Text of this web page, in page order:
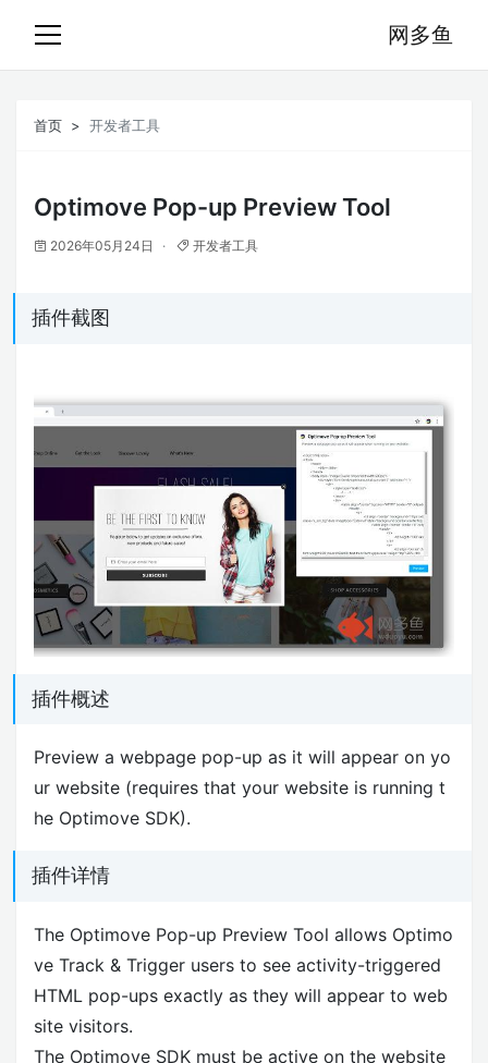
网多鱼
首页 开发者工具
Optimove Pop-up Preview Tool
2026年05月24日 开发者工具
插件截图
插件概述
Preview a webpage pop-up as it will appear on yo
ur website (requires that your website is running t
he Optimove SDK).
插件详情
The Optimove Pop-up Preview Tool allows Optimo
ve Track & Trigger users to see activity-triggered
HTML pop-ups exactly as they will appear to web
site visitors.
The Optimove SDK must be active on the website